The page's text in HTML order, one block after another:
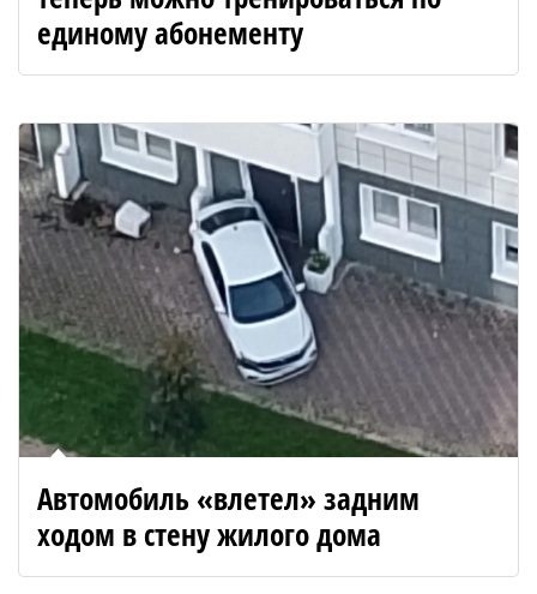
единому абонементу
Автомобиль «влетел» задним
ходом в стену жилого дома